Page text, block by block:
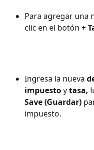
Para agregar una
clic en el botón +
Ingresa la nueva
impuesto y tasa,
Save (Guardar)
impuesto.